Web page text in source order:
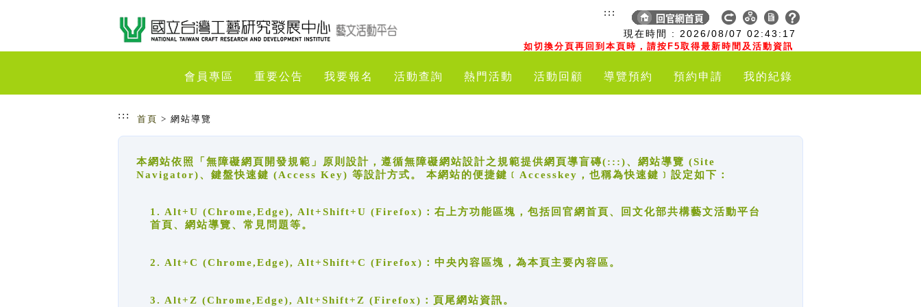
現在時間 : 2026/08/07 02:43:18
如切換分頁再回到本頁時，請按F5取得最新時間及活動資訊
:::
會員專區 重要公告 我要報名 活動查詢 熱門活動 活動回顧 導覽預約 預約申請 我的紀錄
::: 首頁 > 網站導覽
本網站依照「無障礙網頁開發規範」原則設計，遵循無障礙網站設計之規範提供網頁導盲磚(:::)、網站導覽 (Site
Navigator)、鍵盤快速鍵 (Access Key) 等設計方式。 本網站的便捷鍵﹝Accesskey，也稱為快速鍵﹞設定如下：
1. Alt+U (Chrome,Edge), Alt+Shift+U (Firefox)：右上方功能區塊，包括回官網首頁、回文化部共構藝文活動平台
首頁、網站導覽、常見問題等。
2. Alt+C (Chrome,Edge), Alt+Shift+C (Firefox)：中央內容區塊，為本頁主要內容區。
3. Alt+Z (Chrome,Edge), Alt+Shift+Z (Firefox)：頁尾網站資訊。